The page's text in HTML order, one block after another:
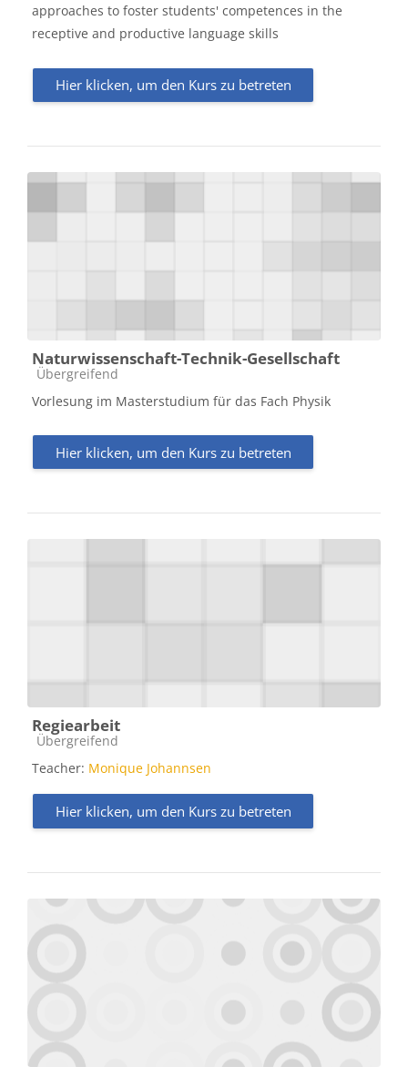
approaches to foster students' competences in the
receptive and productive language skills
Hier klicken, um den Kurs zu betreten
Naturwissenschaft-Technik-Gesellschaft
Kursbereich
Übergreifend
Vorlesung im Masterstudium für das Fach Physik
Hier klicken, um den Kurs zu betreten
Regiearbeit
Kursbereich
Übergreifend
Teacher: Monique Johannsen
Hier klicken, um den Kurs zu betreten